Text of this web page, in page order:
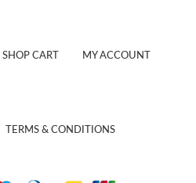
SHOP CART MY ACCOUNT
TERMS & CONDITIONS